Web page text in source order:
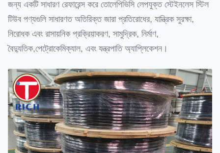
জন্য একটি সাধারণ রেফারেন্স করে তোলেপিভিসি লেপযুক্ত স্টেইনলেস স্টিল
টিউব পণ্যগুলি সাধারণত অতিরিক্ত জারা প্রতিরোধের, যান্ত্রিক সুরক্ষা,
নিরোধক এবং রাসায়নিক প্রক্রিয়াকরণ, সামুদ্রিক, নির্মাণ,
বৈদ্যুতিক,পেট্রোকেমিক্যাল, এবং যন্ত্রপাতি অ্যাপ্লিকেশন।